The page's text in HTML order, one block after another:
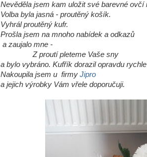
Nevěděla jsem kam uložit své barevné ovčí
Volba byla jasná - proutěný košík.
Vyhrál proutěný kufr.
Prošla jsem na mnoho nabídek a odkazů
a zaujalo mne -
Z proutí pleteme Vaše sny
a bylo vybráno. Kufřík dorazil opravdu
Nakoupila jsem u firmy Jipro
a jejich výrobky Vám vřele doporučuji.